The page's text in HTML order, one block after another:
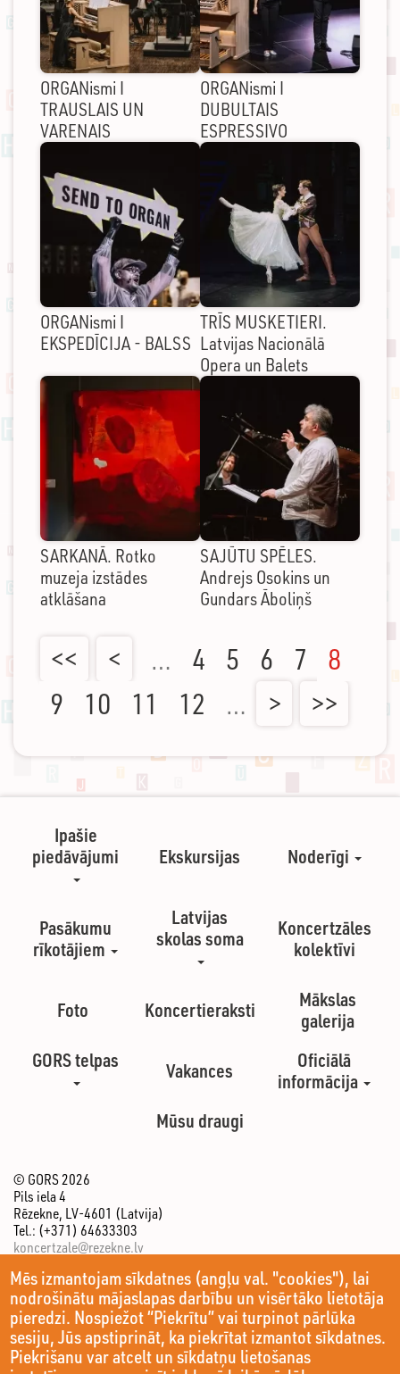
Mēs izmantojam sīkdatnes (angļu val. "cookies"), lai
nodrošinātu mājaslapas darbību un visērtāko lietotāja
pieredzi. Nospiežot “Piekrītu” vai turpinot pārlūka
sesiju, Jūs apstiprināt, ka piekrītat izmantot sīkdatnes.
Piekrišanu var atcelt un sīkdatņu lietošanas
ORGANismi I
TRAUSLAIS UN
VARENAIS
ORGANismi I
DUBULTAIS
ESPRESSIVO
ORGANismi I
EKSPEDĪCIJA - BALSS
TRĪS MUSKETIERI.
Latvijas Nacionālā
Opera un Balets
SARKANĀ. Rotko
muzeja izstādes
atklāšana
SAJŪTU SPĒLES.
Andrejs Osokins un
Gundars Āboliņš
<< < … 4 5 6 7
8
9
10 11 12 … > >>
Ipašie
piedāvājumi
Ekskursijas Noderīgi
Pasākumu
rīkotājiem
Latvijas
skolas soma
Koncertzāles
kolektīvi
Foto Koncertieraksti
Mākslas
galerija
GORS telpas
Vakances
Oficiālā
informācija
Mūsu draugi
© GORS 2026
Pils iela 4
Rēzekne, LV-4601 (Latvija)
Tel.: (+371) 64633303
koncertzale@rezekne.lv